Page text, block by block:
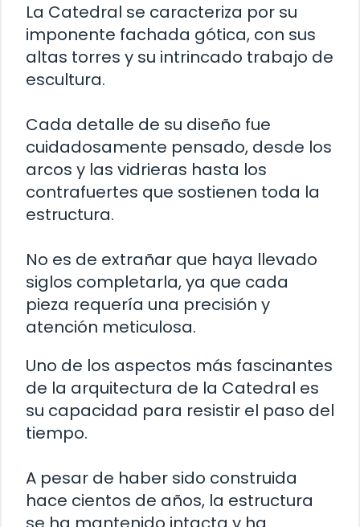
La Catedral se caracteriza por su
imponente fachada gótica, con sus
altas torres y su intrincado trabajo de
escultura.
Cada detalle de su diseño fue
cuidadosamente pensado, desde los
arcos y las vidrieras hasta los
contrafuertes que sostienen toda la
estructura.
No es de extrañar que haya llevado
siglos completarla, ya que cada
pieza requería una precisión y
atención meticulosa.
Uno de los aspectos más fascinantes
de la arquitectura de la Catedral es
su capacidad para resistir el paso del
tiempo.
A pesar de haber sido construida
hace cientos de años, la estructura